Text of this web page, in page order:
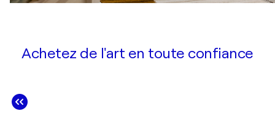
Achetez de l'art en toute confiance